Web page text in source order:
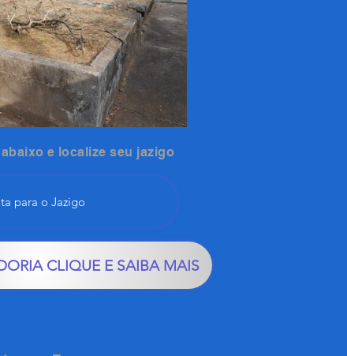
e localize seu jazigo
para o Jazigo
CLIQUE E SAIBA MAIS